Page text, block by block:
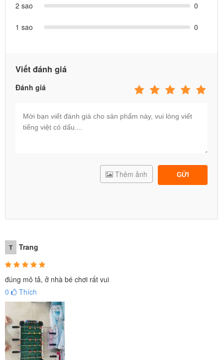
2 sao 0
1 sao 0
Viết đánh giá
Đánh giá
GỬI
Thêm ảnh
T Trang
đúng mô tả, ở nhà bé chơi rất vui
0
Thích